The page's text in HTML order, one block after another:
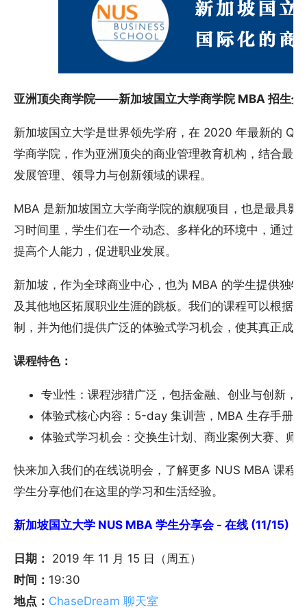
亚洲顶尖商学院——新加坡国立大学商学院 MBA 招生分
新加坡国立大学是世界领先学府，在 2020 年最新的
学商学院，作为亚洲顶尖的商业管理教育机构，结合最
发展管理、领导力与创新领域的课程。
MBA 是新加坡国立大学商学院的旗舰项目，也是最具影
习时间里，学生们在一个动态、多样化的环境中，通过
提高个人能力，促进职业发展。
新加坡，作为全球商业中心，也为 MBA 的学生提供独
及其他地区拓展职业生涯的跳板。我们的课程可以根据
制，并为他们提供广泛的体验式学习机会，使其真正成
课程特色：
专业性：课程涉猎广泛，包括金融、创业与创新，
体验式核心内容：5-day 集训营，MBA 生存手册
体验式学习机会：交换生计划、商业案例大赛、师
快来加入我们的在线说明会，了解更多 NUS MBA 课程
学生分享他们在这里的学习和生活经验。
新加坡国立大学 NUS MBA 学生分享会 - 在线 (11/15)
日期： 2019 年 11 月 15 日（周五）
时间： 19:30
地点： ChaseDream 聊天室